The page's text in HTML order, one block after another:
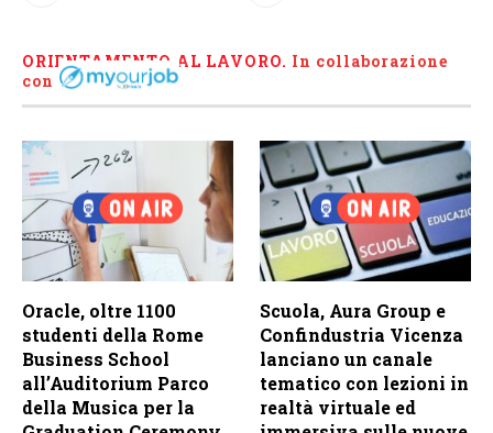
ORIENTAMENTO AL LAVORO. In collaborazione
con
Oracle, oltre 1100
studenti della Rome
Business School
all’Auditorium Parco
della Musica per la
Scuola, Aura Group e
Confindustria Vicenza
lanciano un canale
tematico con lezioni in
realtà virtuale ed